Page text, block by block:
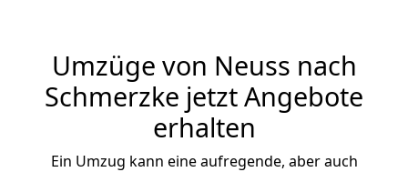
Umzüge von Neuss nach
Schmerzke jetzt Angebote
erhalten
Ein Umzug kann eine aufregende, aber auch